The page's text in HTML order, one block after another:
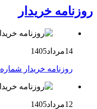
روزنامه خریدار
14مرداد1405
روزنامه خریدار شماره 2202
12مرداد1405